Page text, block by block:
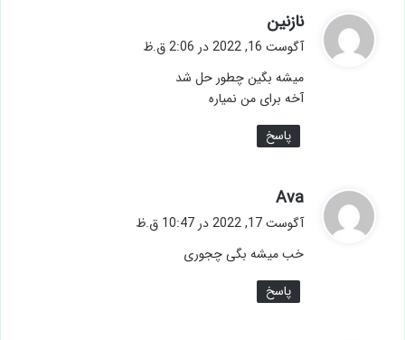
نازنین
:
آگوست 16, 2022 در 2:06 ق.ظ
میشه بگین چطور حل شد
آخه برای من نمیاره
پاسخ
Ava
ف
:
آگوست 17, 2022 در 10:47 ق.ظ
خب میشه بگی چجوری
پاسخ